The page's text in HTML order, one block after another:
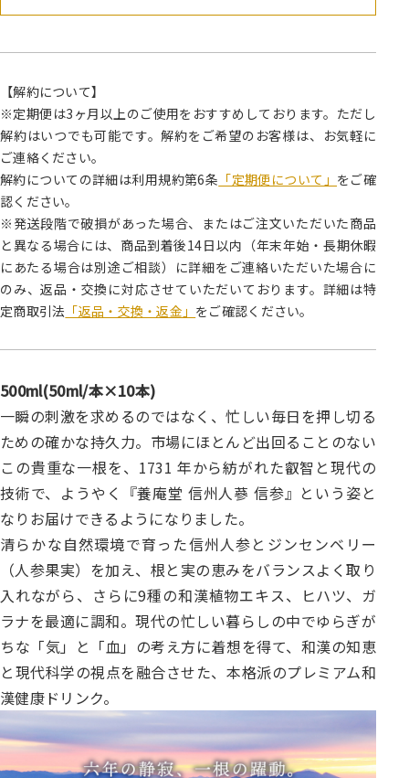
【解約について】
※定期便は3ヶ月以上のご使用をおすすめしております。ただし
解約はいつでも可能です。解約をご希望のお客様は、お気軽に
ご連絡ください。
解約についての詳細は利用規約第6条 「定期便について」 をご確
認ください。
※発送段階で破損があった場合、またはご注文いただいた商品
と異なる場合には、商品到着後14日以内（年末年始・長期休暇
にあたる場合は別途ご相談）に詳細をご連絡いただいた場合に
のみ、返品・交換に対応させていただいております。詳細は特
定商取引法 「返品・交換・返金」 をご確認ください。
500ml(50ml/本×10本)
一瞬の刺激を求めるのではなく、忙しい毎日を押し切る
ための確かな持久力。市場にほとんど出回ることのない
この貴重な一根を、1731 年から紡がれた叡智と現代の
技術で、ようやく『養庵堂 信州人蔘 信参』という姿と
なりお届けできるようになりました。
清らかな自然環境で育った信州人参とジンセンベリー
（人参果実）を加え、根と実の恵みをバランスよく取り
入れながら、さらに9種の和漢植物エキス、ヒハツ、ガ
ラナを最適に調和。現代の忙しい暮らしの中でゆらぎが
ちな「気」と「血」の考え方に着想を得て、和漢の知恵
と現代科学の視点を融合させた、本格派のプレミアム和
漢健康ドリンク。